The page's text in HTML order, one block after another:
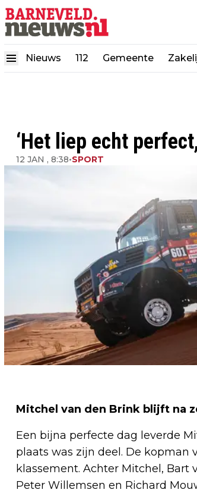
Nieuws 112 Gemeente
‘Het liep echt
12 JAN , 8:38•SPORT
Mitchel van den Brink blijft na
Een bijna perfecte dag leverde
plaats was zijn deel. De
klassement. Achter Mitchel, Bart
Peter Willemsen en Richard